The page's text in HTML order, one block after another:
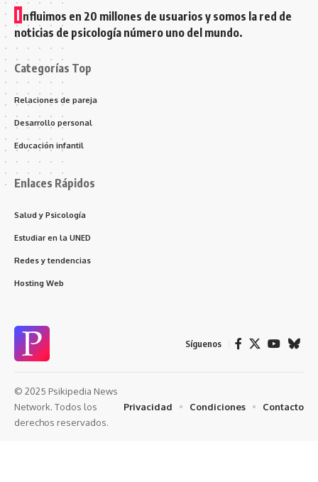
I nfluimos en 20 millones de usuarios y somos la red de
noticias de psicología número uno del mundo.
Categorías Top
Relaciones de pareja
Desarrollo personal
Educación infantil
Enlaces Rápidos
Salud y Psicología
Estudiar en la UNED
Redes y tendencias
Hosting Web
Síguenos
© 2025 Psikipedia News
Network. Todos los
derechos reservados.
Privacidad Condiciones Contacto